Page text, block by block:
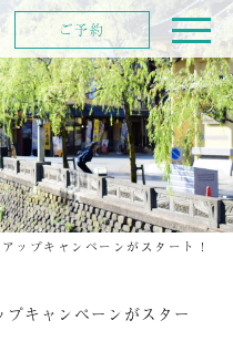
ップキャンペーンがスタート！
プキャンペーンがスター
ご予約